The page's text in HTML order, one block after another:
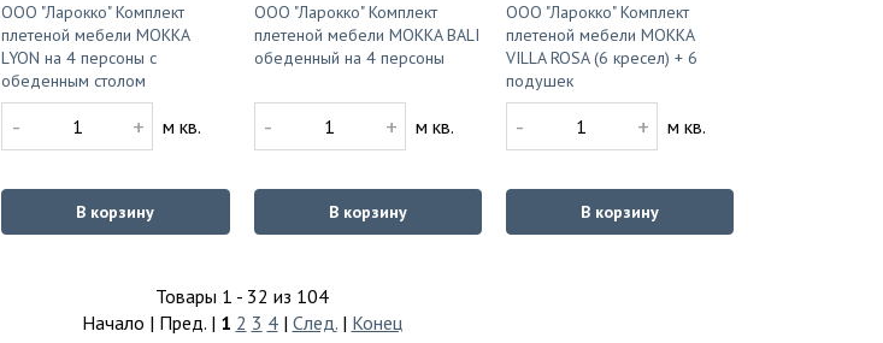
ООО "Ларокко" Комплект
плетеной мебели MOKKA
LYON на 4 персоны с
обеденным столом
- + м кв.
В корзину
ООО "Ларокко" Комплект
плетеной мебели MOKKA BALI
обеденный на 4 персоны
- + м кв.
В корзину
ООО "Ларокко" Комплект
плетеной мебели MOKKA
VILLA ROSA (6 кресел) + 6
подушек
- + м кв.
В корзину
Товары 1 - 32 из 104
Начало | Пред. | 1 2 3 4| След.| Конец